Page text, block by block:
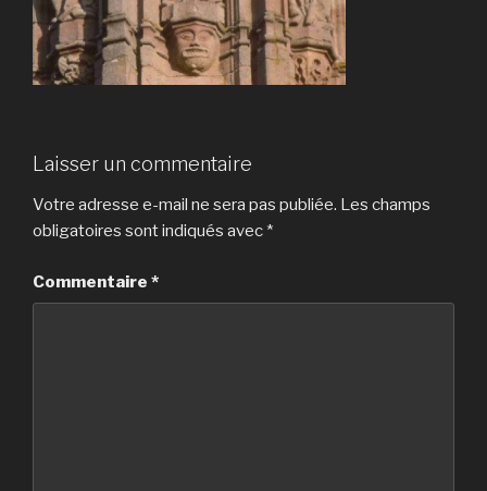
Laisser un commentaire
Votre adresse e-mail ne sera pas publiée. Les champs
obligatoires sont indiqués avec *
Commentaire *